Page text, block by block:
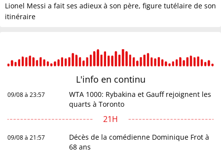
Lionel Messi a fait ses adieux à son père, figure tutélaire de son
itinéraire
L'info en continu
09/08 à 23:57
WTA 1000: Rybakina et Gauff rejoignent les
quarts à Toronto
21H
09/08 à 21:57
Décès de la comédienne Dominique Frot à
68 ans